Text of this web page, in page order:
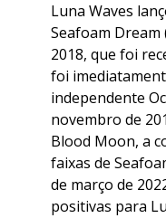
Luna Waves
Seafoam Dream
2018, que foi
foi
independente
novembro de
Blood Moon, a
faixas de
de março de
positivas para